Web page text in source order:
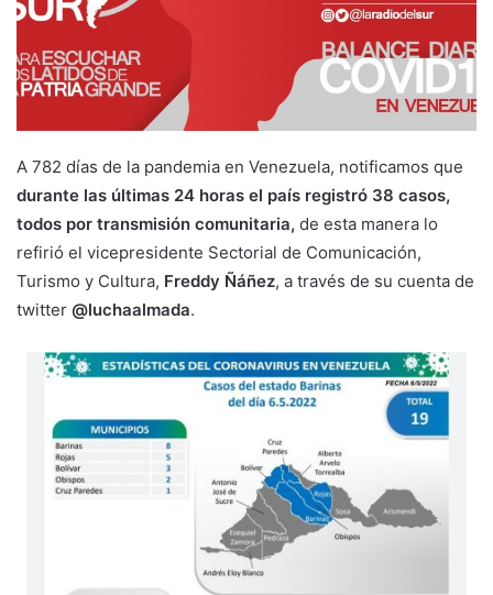
A 782 días de la pandemia en Venezuela, notificamos que
durante las últimas 24 horas el país registró 38 casos,
todos por transmisión comunitaria, de esta manera lo
refirió el vicepresidente Sectorial de Comunicación,
Turismo y Cultura, Freddy Ñáñez, a través de su cuenta de
twitter @luchaalmada.